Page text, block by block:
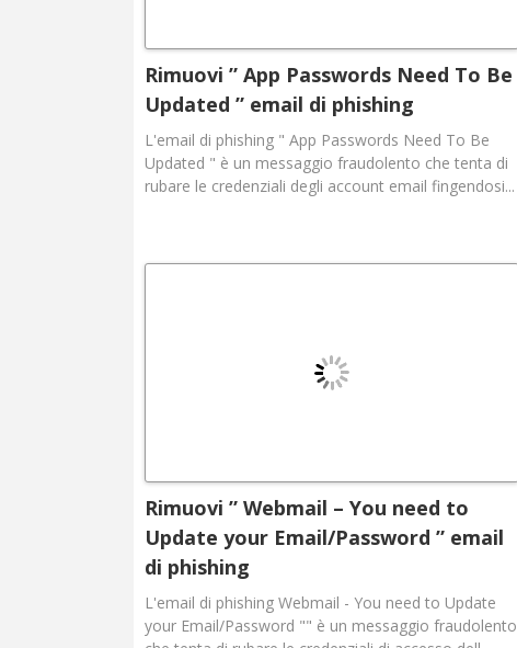
Rimuovi ” App Passwords Need To Be
Updated ” email di phishing
L'email di phishing " App Passwords Need To Be
Updated " è un messaggio fraudolento che tenta di
rubare le credenziali degli account email fingendosi...
Rimuovi ” Webmail – You need to
Update your Email/Password ” email
di phishing
L'email di phishing Webmail - You need to Update
your Email/Password "" è un messaggio fraudolento